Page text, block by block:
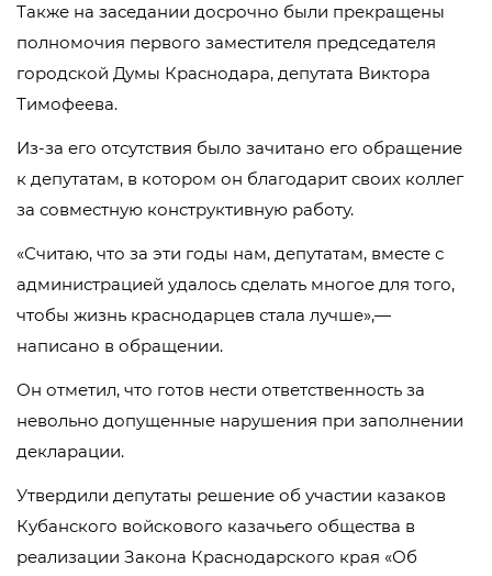
Также на заседании досрочно были прекращены
полномочия первого заместителя председателя
городской Думы Краснодара, депутата Виктора
Тимофеева.
Из-за его отсутствия было зачитано его обращение
к депутатам, в котором он благодарит своих коллег
за совместную конструктивную работу.
«Считаю, что за эти годы нам, депутатам, вместе с
администрацией удалось сделать многое для того,
чтобы жизнь краснодарцев стала лучше»,—
написано в обращении.
Он отметил, что готов нести ответственность за
невольно допущенные нарушения при заполнении
декларации.
Утвердили депутаты решение об участии казаков
Кубанского войскового казачьего общества в
реализации Закона Краснодарского края «Об